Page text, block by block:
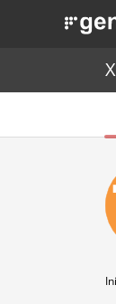
. Obre